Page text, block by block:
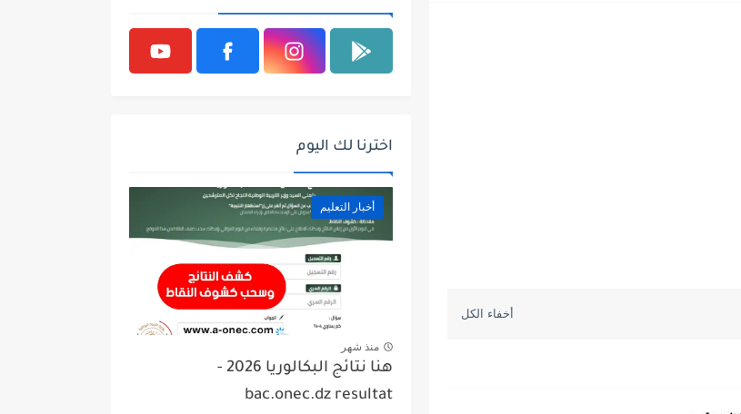
اخترنا لك اليوم
أخبار التعليم
منذ شهر
هنا نتائج البكالوريا 2026 -
bac.onec.dz resultat